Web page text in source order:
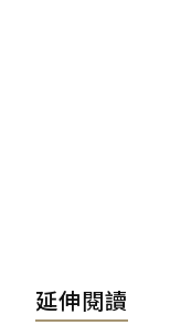
延伸閱讀